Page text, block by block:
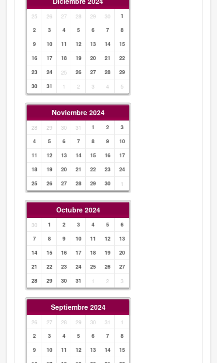
25 26 27 28 29 30
1
2
3 4 5 6 7
8
9
10 11 12 13 14
15
16
17 18 19 20 21
22
23
24 25 26 27 28
29
30
31 1 2 3 4 5
Noviembre 2024
28 29 30 31 1 2
3
4
5 6 7 8 9
10
11
12 13 14 15 16
17
18
19 20 21 22 23
24
25
26 27 28 29 30 1
Octubre 2024
30 1 2 3 4 5
6
7
8 9 10 11 12
13
14
15 16 17 18 19
20
21
22 23 24 25 26
27
28
29 30 31 1 2 3
Septiembre 2024
26 27 28 29 30 31 1
2 3 4 5 6 7
8
9
10 11 12 13 14
15